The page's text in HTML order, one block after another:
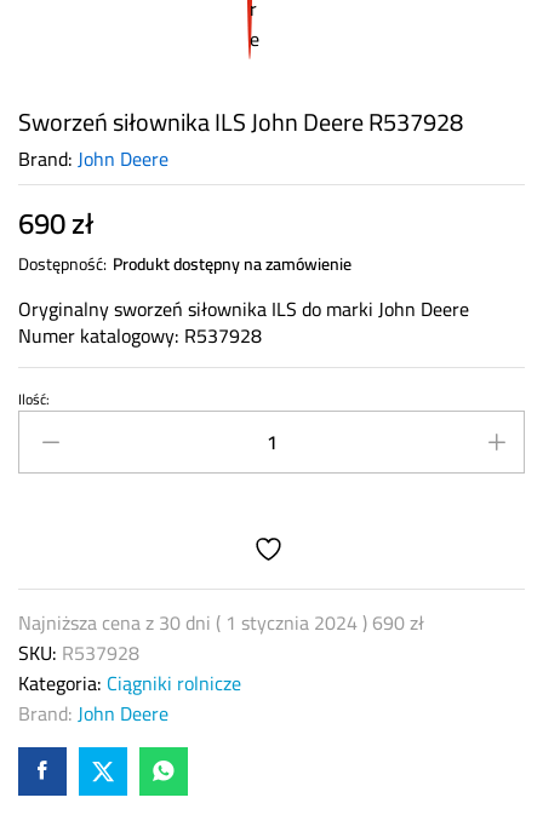
Sworzeń siłownika ILS John Deere R537928
Brand:John Deere
690zł
Dostępność: Produkt dostępny na zamówienie
Oryginalny sworzeń siłownika ILS do marki John Deere
Numer katalogowy: R537928
Sworzeń
siłownika
ILS
quantity
Ilość:
Najniższa cena z 30 dni ( 1 stycznia 2024)690zł
SKU: R537928
Kategoria: Ciągniki rolnicze
Brand:John Deere